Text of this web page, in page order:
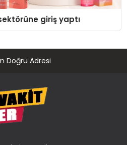
giriş yaptı
Doğru Adresi